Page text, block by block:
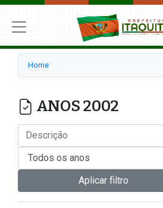
Home
ANOS 2002
Aplicar filtro